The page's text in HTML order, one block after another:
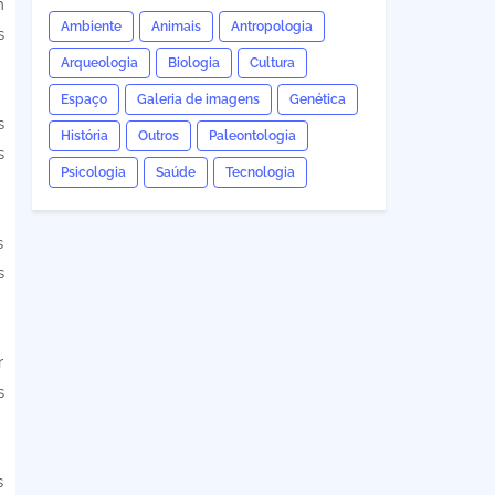
Ambiente Animais Antropologia
Arqueologia Biologia Cultura
Espaço Galeria de imagens Genética
História Outros Paleontologia
Psicologia Saúde Tecnologia